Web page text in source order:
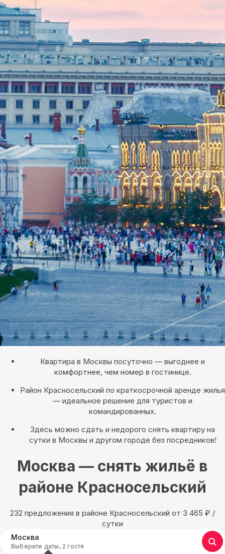
Квартира в Москвы посуточно — выгоднее и
комфортнее, чем номер в гостинице.
Район Красносельский по краткосрочной аренде жилья
— идеальное решение для туристов и
командированных.
Здесь можно сдать и недорого снять квартиру на
сутки в Москвы и другом городе без посредников!
Москва — снять жильё в
районе Красносельский
232 предложения в районе Красносельский oт 3 465 ₽ /
сутки
Москва
Выберите даты, 2 гостя